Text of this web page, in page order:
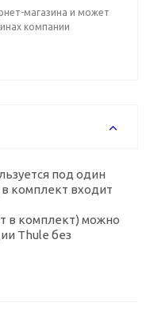
магазина и может
компании
под один
в комплект входит
в комплект) можно
Thule без